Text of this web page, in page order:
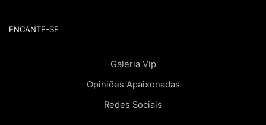
ENCANTE-SE
Galeria Vip
Opiniões Apaixonadas
Redes Sociais